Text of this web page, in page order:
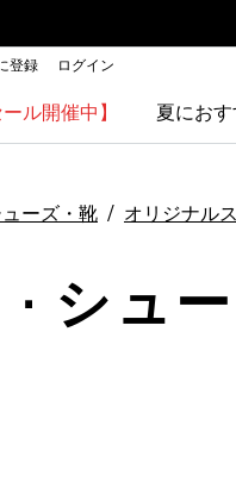
登録 ログイン
ル開催中】 夏にお
ューズ・靴 オリジナルス
シュ